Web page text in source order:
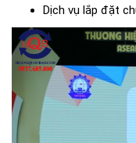
Dịch vụ lắp đặt